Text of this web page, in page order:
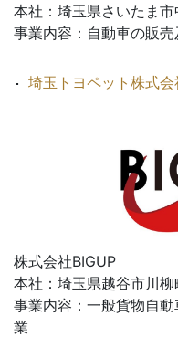
本社：埼玉県さいたま
事業内容：自動車の販
埼玉トヨペット株式会
株式会社BIGUP
本社：埼玉県越谷市川
事業内容：一般貨物自
業